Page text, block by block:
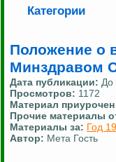
Категории
Положение о
Минздравом
Дата публикации: До
Просмотров: 1172
Материал приурочен
Прочие материалы
Материалы за: Год
Автор: Мета Гость